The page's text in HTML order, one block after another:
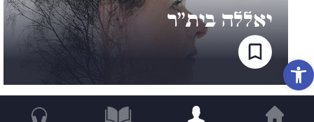
פתח סרגל נגישות
יאללה בית"ר